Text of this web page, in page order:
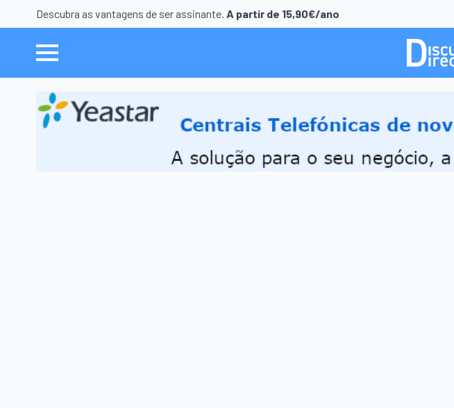
Descubra as vantagens de ser assinante. A partir de 15,90€/ano